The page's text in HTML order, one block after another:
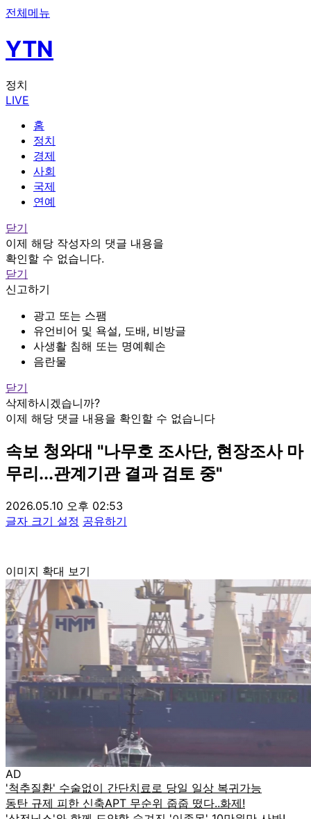
전체메뉴
YTN
정치
LIVE
홈
정치
경제
사회
국제
연예
닫기
이제 해당 작성자의 댓글 내용을
확인할 수 없습니다.
닫기
신고하기
광고 또는 스팸
유언비어 및 욕설, 도배, 비방글
사생활 침해 또는 명예훼손
음란물
닫기
삭제하시겠습니까?
이제 해당 댓글 내용을 확인할 수 없습니다
속보 청와대 "나무호 조사단, 현장조사 마
무리...관계기관 결과 검토 중"
2026.05.10 오후 02:53
글자 크기 설정 공유하기
이미지 확대 보기
AD